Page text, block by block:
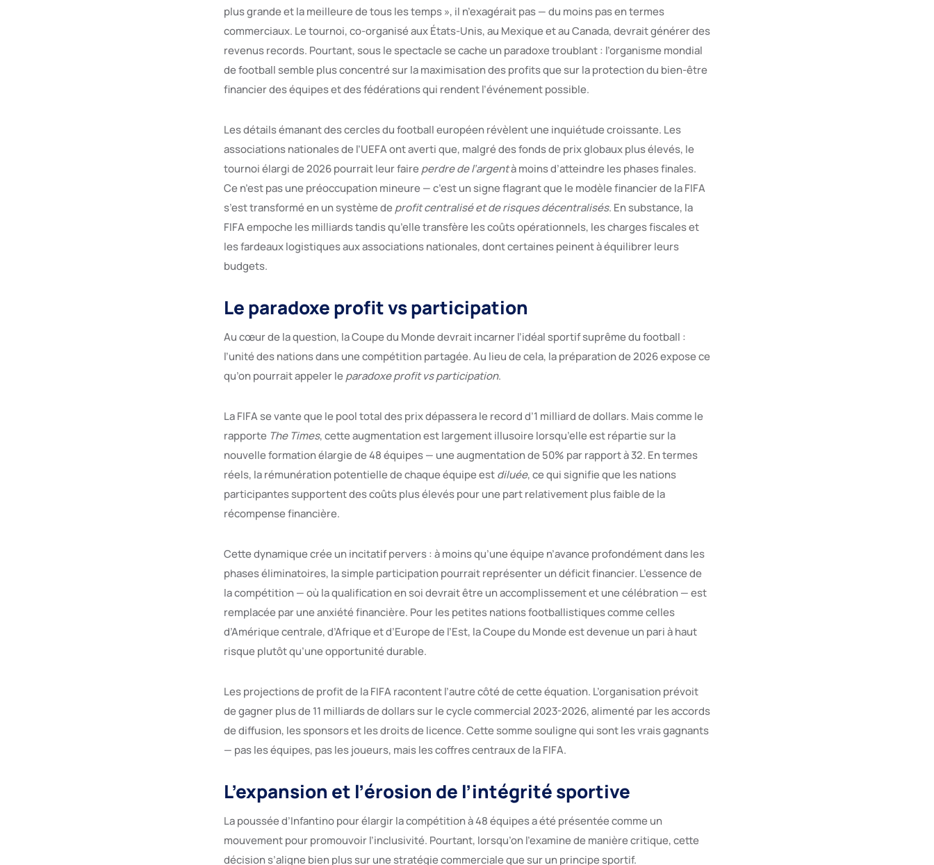
plus grande et la meilleure de tous les temps », il n’exagérait pas — du moins pas en termes
commerciaux. Le tournoi, co-organisé aux États-Unis, au Mexique et au Canada, devrait générer des
revenus records. Pourtant, sous le spectacle se cache un paradoxe troublant : l’organisme mondial
de football semble plus concentré sur la maximisation des profits que sur la protection du bien-être
financier des équipes et des fédérations qui rendent l’événement possible.
Les détails émanant des cercles du football européen révèlent une inquiétude croissante. Les
associations nationales de l’UEFA ont averti que, malgré des fonds de prix globaux plus élevés, le
tournoi élargi de 2026 pourrait leur faireperdre de l’argentà moins d’atteindre les phases finales.
Ce n’est pas une préoccupation mineure — c’est un signe flagrant que le modèle financier de la FIFA
s’est transformé en un système deprofit centralisé et de risques décentralisés. En substance, la
FIFA empoche les milliards tandis qu’elle transfère les coûts opérationnels, les charges fiscales et
les fardeaux logistiques aux associations nationales, dont certaines peinent à équilibrer leurs
budgets.
Le paradoxe profit vs participation
Au cœur de la question, la Coupe du Monde devrait incarner l’idéal sportif suprême du football :
l’unité des nations dans une compétition partagée. Au lieu de cela, la préparation de 2026 expose ce
qu’on pourrait appeler leparadoxe profit vs participation.
La FIFA se vante que le pool total des prix dépassera le record d’1 milliard de dollars. Mais comme le
rapporte The Times, cette augmentation est largement illusoire lorsqu’elle est répartie sur la
nouvelle formation élargie de 48 équipes — une augmentation de 50% par rapport à 32. En termes
réels, la rémunération potentielle de chaque équipe estdiluée, ce qui signifie que les nations
participantes supportent des coûts plus élevés pour une part relativement plus faible de la
récompense financière.
Cette dynamique crée un incitatif pervers : à moins qu’une équipe n’avance profondément dans les
phases éliminatoires, la simple participation pourrait représenter un déficit financier. L’essence de
la compétition — où la qualification en soi devrait être un accomplissement et une célébration — est
remplacée par une anxiété financière. Pour les petites nations footballistiques comme celles
d’Amérique centrale, d’Afrique et d’Europe de l’Est, la Coupe du Monde est devenue un pari à haut
risque plutôt qu’une opportunité durable.
Les projections de profit de la FIFA racontent l’autre côté de cette équation. L’organisation prévoit
de gagner plus de 11 milliards de dollars sur le cycle commercial 2023-2026, alimenté par les accords
de diffusion, les sponsors et les droits de licence. Cette somme souligne qui sont les vrais gagnants
— pas les équipes, pas les joueurs, mais les coffres centraux de la FIFA.
L’expansion et l’érosion de l’intégrité sportive
La poussée d’Infantino pour élargir la compétition à 48 équipes a été présentée comme un
mouvement pour promouvoir l’inclusivité. Pourtant, lorsqu’on l’examine de manière critique, cette
décision s’aligne bien plus sur une stratégie commerciale que sur un principe sportif.